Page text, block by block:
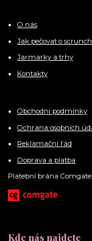
O nás
Jak pečovat o
Jarmarky a trhy
Kontakty
Obchodní podmínky
Ochrana osobních
Reklamační řád
Doprava a platba
Platební brána Comgate
Kde nás najdete